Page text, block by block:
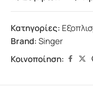
Κατηγορίες:
Brand: Singer
Κοινοποίηση: